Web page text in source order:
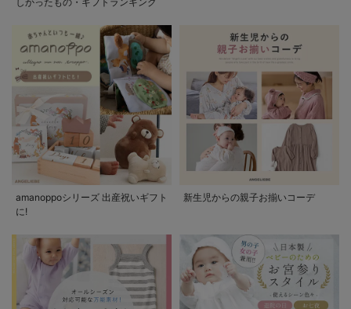
amanoppoシリーズ 出産祝いギフト
に!
新生児からの親子お揃いコーデ